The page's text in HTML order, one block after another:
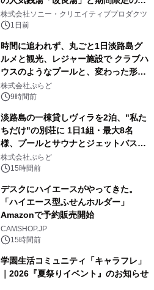
ラボレーション サウナイキタイコラ
ボグッズも発売決定！
株式会社ソニー・クリエイティブプロダクツ
1日前
時間に追われず、丸ごと1日淡路島グ
ルメと観光、レジャー施設で クラブハ
ウスのようなプールと、変わった形の
サウナも 「THE BOXY AWAJI」のお
得な素泊まり連泊プランで
株式会社ぷらど
9時間前
淡路島の一棟貸しヴィラを2泊、"私た
ちだけ"の別荘に 1日1組・最大8名
様、プールとサウナとジェットバス付
きで Villa Mon Temps AWAJIの連泊
素泊りプラン
株式会社ぷらど
15時間前
デスクにハイエースがやってきた。
「ハイエース型ふせんホルダー」
Amazonで予約販売開始
CAMSHOP.JP
15時間前
学園生活コミュニティ「キャラフレ」
｜2026『夏祭りイベント』のお知らせ